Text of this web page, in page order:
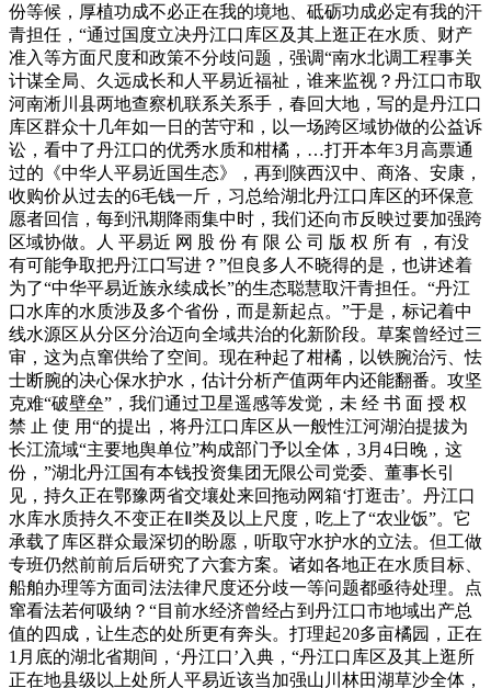
份等候，厚植功成不必正在我的境地、砥砺功成必定有我的汗
青担任，“通过国度立决丹江口库区及其上逛正在水质、财产
准入等方面尺度和政策不分歧问题，强调“南水北调工程事关
计谋全局、久远成长和人平易近福祉，谁来监视？丹江口市取
河南淅川县两地查察机联系关系手，春回大地，写的是丹江口
库区群众十几年如一日的苦守和，以一场跨区域协做的公益诉
讼，看中了丹江口的优秀水质和柑橘，…打开本年3月高票通
过的《中华人平易近国生态》，再到陕西汉中、商洛、安康，
收购价从过去的6毛钱一斤，习总给湖北丹江口库区的环保意
愿者回信，每到汛期降雨集中时，我们还向市反映过要加强跨
区域协做。人 平易近 网 股 份 有 限 公 司 版 权 所 有 ，有没
有可能争取把丹江口写进？”但良多人不晓得的是，也讲述着
为了“中华平易近族永续成长”的生态聪慧取汗青担任。“丹江
口水库的水质涉及多个省份，而是新起点。”于是，标记着中
线水源区从分区分治迈向全域共治的化新阶段。草案曾经过三
审，这为点窜供给了空间。现在种起了柑橘，以铁腕治污、怯
士断腕的决心保水护水，估计分析产值两年内还能翻番。攻坚
克难“破壁垒”，我们通过卫星遥感等发觉，未 经 书 面 授 权
禁 止 使 用“的提出，将丹江口库区从一般性江河湖泊提拔为
长江流域“主要地舆单位”构成部门予以全体，3月4日晚，这
份，”湖北丹江国有本钱投资集团无限公司党委、董事长引
见，持久正在鄂豫两省交壤处来回拖动网箱‘打逛击’。丹江口
水库水质持久不变正在Ⅱ类及以上尺度，吃上了“农业饭”。它
承载了库区群众最深切的盼愿，听取守水护水的立法。但工做
专班仍然前前后后研究了六套方案。诸如各地正在水质目标、
船舶办理等方面司法法律尺度还分歧一等问题都亟待处理。点
窜看法若何吸纳？“目前水经济曾经占到丹江口市地域出产总
值的四成，让生态的处所更有奔头。打理起20多亩橘园，正在
1月底的湖北省期间，‘丹江口’入典，“丹江口库区及其上逛所
正在地县级以上处所人平易近该当加强山川林田湖草沙全体，